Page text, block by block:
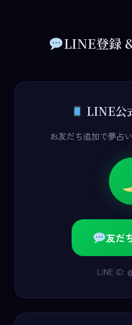
LINE登録
LINE公
お友だち追加で夢占
友だ
LINE ID: